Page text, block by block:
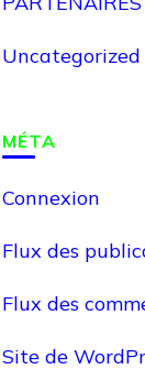
Uncategorized
MÉTA
Connexion
Flux des
Flux des
Site de